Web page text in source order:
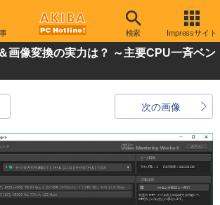
検索 Impressサイト
画像変換の実力は？ ～主要CPU一斉ベン
次の画像